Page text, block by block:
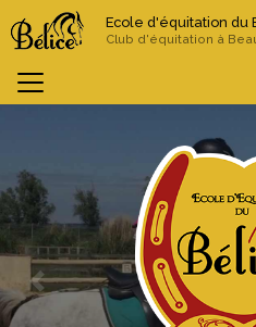
au
principal
Ecole d'équitation du
Club d'équitation à
Previous